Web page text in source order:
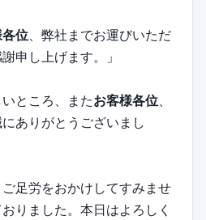
位 、弊社までお運びいただ
申し上げます。」
ところ、またお客様各位
ありがとうございまし
ご足労をおかけしてすみませ
りました。本日はよろしく